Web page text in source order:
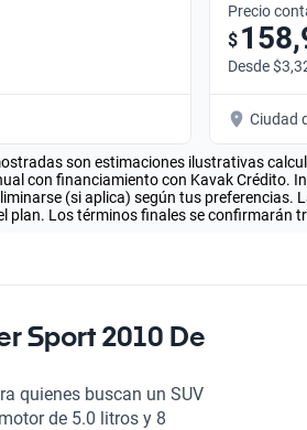
Precio
$
Desde
Ciudad
son estimaciones ilustrativas
con financiamiento con Kavak Crédito.
(si aplica) según tus
plan. Los términos finales se confirmarán
Sport 2010 De
quienes buscan un SUV
de 5.0 litros y 8